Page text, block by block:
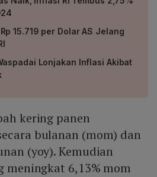
15.719 per Dolar AS Jelang
Lonjakan Inflasi Akibat
kering panen
bulanan (mom) dan
(yoy). Kemudian
meningkat 6,13% mom